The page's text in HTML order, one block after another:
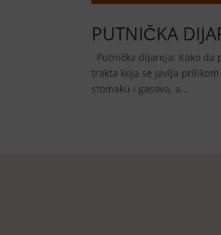
PUTNIČKA
Putnička dijareja: Kako
trakta koja se javlja
stomaku i gasova, a...